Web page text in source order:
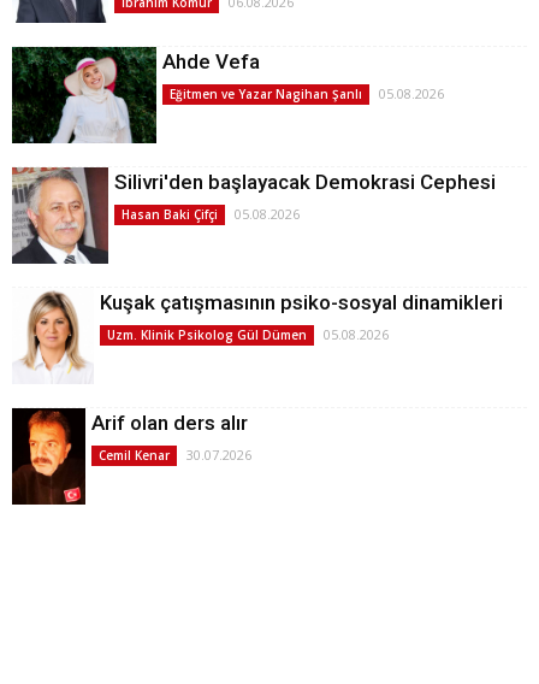
Ahde Vefa
Eğitmen ve Yazar Nagihan Şanlı 05.08.2026
Silivri'den başlayacak Demokrasi Cephesi
Hasan Baki Çifçi 05.08.2026
Kuşak çatışmasının psiko-sosyal dinamikleri
Uzm. Klinik Psikolog Gül Dümen 05.08.2026
Arif olan ders alır
Cemil Kenar 30.07.2026